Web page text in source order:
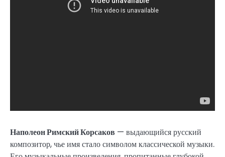
Наполеон Римский Корсаков — выдающийся русский
композитор, чье имя стало символом классической музыки.